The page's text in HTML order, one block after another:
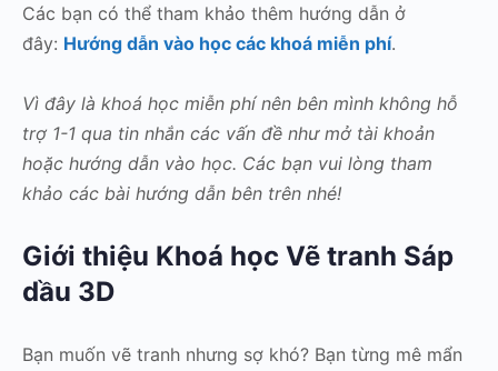
Các bạn có thể tham khảo thêm hướng dẫn ở
đây: Hướng dẫn vào học các khoá miễn phí.
Vì đây là khoá học miễn phí nên bên mình không hỗ
trợ 1-1 qua tin nhắn các vấn đề như mở tài khoản
hoặc hướng dẫn vào học. Các bạn vui lòng tham
khảo các bài hướng dẫn bên trên nhé!
Giới thiệu Khoá học Vẽ tranh Sáp
dầu 3D
Bạn muốn vẽ tranh nhưng sợ khó? Bạn từng mê mẩn